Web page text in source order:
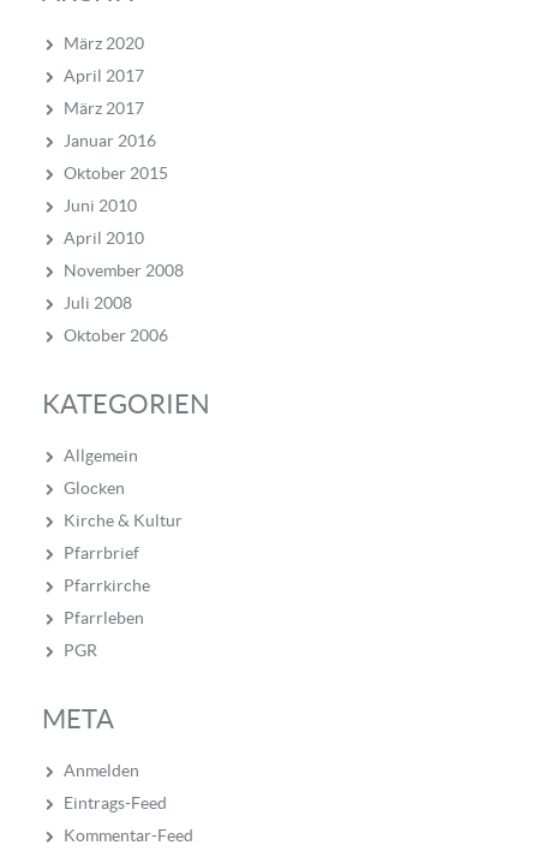
März 2020
April 2017
März 2017
Januar 2016
Oktober 2015
Juni 2010
April 2010
November 2008
Juli 2008
Oktober 2006
KATEGORIEN
Allgemein
Glocken
Kirche & Kultur
Pfarrbrief
Pfarrkirche
Pfarrleben
PGR
META
Anmelden
Eintrags-Feed
Kommentar-Feed